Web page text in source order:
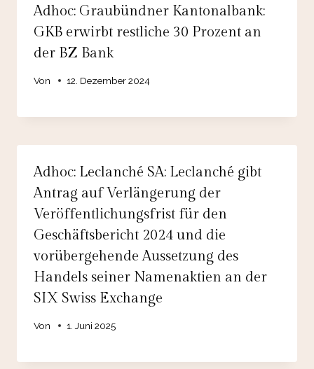
Adhoc: Graubündner Kantonalbank:
GKB erwirbt restliche 30 Prozent an
der BZ Bank
Von 12. Dezember 2024
Adhoc: Leclanché SA: Leclanché gibt
Antrag auf Verlängerung der
Veröffentlichungsfrist für den
Geschäftsbericht 2024 und die
vorübergehende Aussetzung des
Handels seiner Namenaktien an der
SIX Swiss Exchange
Von 1. Juni 2025